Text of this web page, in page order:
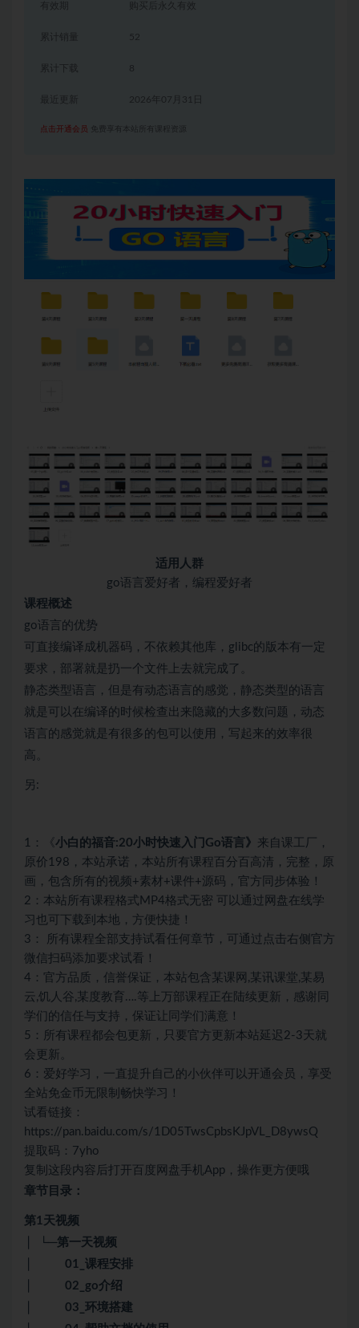
有效期 购买后永久有效
累计销量 52
累计下载 8
2026年07月31日
点击开通会员 免费享有本站所有课程资源
适用人群
go语言爱好者，编程爱好者
课程概述
go语言的优势
可直接编译成机器码，不依赖其他库，glibc的版本有一定
要求，部署就是扔一个文件上去就完成了。
静态类型语言，但是有动态语言的感觉，静态类型的语言
就是可以在编译的时候检查出来隐藏的大多数问题，动态
语言的感觉就是有很多的包可以使用，写起来的效率很
高。
另:
1：《小白的福音:20小时快速入门Go语言》 来自课工厂，
原价198，本站承诺，本站所有课程百分百高清，完整，原
画，包含所有的视频+素材+课件+源码，官方同步体验！
2：本站所有课程格式MP4格式无密 可以通过网盘在线学
习也可下载到本地，方便快捷！
3： 所有课程全部支持试看任何章节，可通过点击右侧官方
微信扫码添加要求试看！
4：官方品质，信誉保证，本站包含某课网,某讯课堂,某易
云,饥人谷,某度教育….等上万部课程正在陆续更新，感谢同
学们的信任与支持，保证让同学们满意！
5：所有课程都会包更新，只要官方更新本站延迟2-3天就
会更新。
6：爱好学习，一直提升自己的小伙伴可以开通会员，享受
全站免金币无限制畅快学习！
试看链接：
https://pan.baidu.com/s/1D05TwsCpbsKJpVL_D8ywsQ
提取码：7yho
复制这段内容后打开百度网盘手机App，操作更方便哦
章节目录：
第1天视频
│ └─第一天视频
│ 01_课程安排
│ 02_go介绍
│ 03_环境搭建